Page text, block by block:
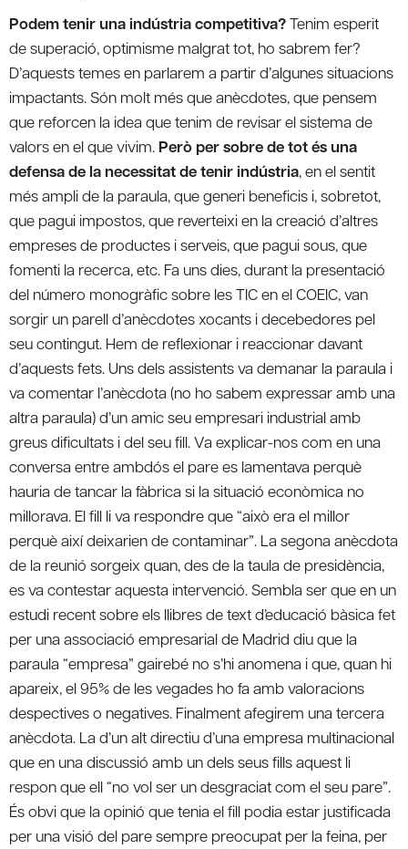
Podem tenir una indústria competitiva?Tenim esperit
de superació, optimisme malgrat tot, ho sabrem fer?
D’aquests temes en parlarem a partir d’algunes situacions
impactants. Són molt més que anècdotes, que pensem
que reforcen la idea que tenim de revisar el sistema de
valors en el que vivim. Però per sobre de tot és una
defensa de la necessitat de tenir indústria, en el sentit
més ampli de la paraula, que generi beneficis i, sobretot,
que pagui impostos, que reverteixi en la creació d’altres
empreses de productes i serveis, que pagui sous, que
fomenti la recerca, etc. Fa uns dies, durant la presentació
del número monogràfic sobre les TIC en el COEIC, van
sorgir un parell d’anècdotes xocants i decebedores pel
seu contingut. Hem de reflexionar i reaccionar davant
d’aquests fets. Uns dels assistents va demanar la paraula i
va comentar l’anècdota (no ho sabem expressar amb una
altra paraula) d’un amic seu empresari industrial amb
greus dificultats i del seu fill. Va explicar-nos com en una
conversa entre ambdós el pare es lamentava perquè
hauria de tancar la fàbrica si la situació econòmica no
millorava. El fill li va respondre que “això era el millor
perquè així deixarien de contaminar”. La segona anècdota
de la reunió sorgeix quan, des de la taula de presidència,
es va contestar aquesta intervenció. Sembla ser que en un
estudi recent sobre els llibres de text d’educació bàsica fet
per una associació empresarial de Madrid diu que la
paraula “empresa” gairebé no s’hi anomena i que, quan hi
apareix, el 95% de les vegades ho fa amb valoracions
despectives o negatives. Finalment afegirem una tercera
anècdota. La d’un alt directiu d’una empresa multinacional
que en una discussió amb un dels seus fills aquest li
respon que ell “no vol ser un desgraciat com el seu pare”.
És obvi que la opinió que tenia el fill podia estar justificada
per una visió del pare sempre preocupat per la feina, per